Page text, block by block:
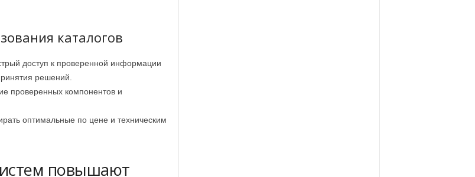
каталогов
доступ к проверенной информации
решений.
проверенных компонентов и
оптимальные по цене и техническим
повышают